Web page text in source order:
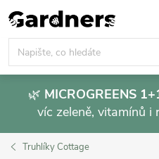
Přejít
na
obsah
🌿 MICROGREENS
víc zeleně, vitamínů i
Truhlíky Cottage